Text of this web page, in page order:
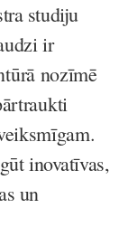
studiju
ir
nozīmē
inovatīvas,
un